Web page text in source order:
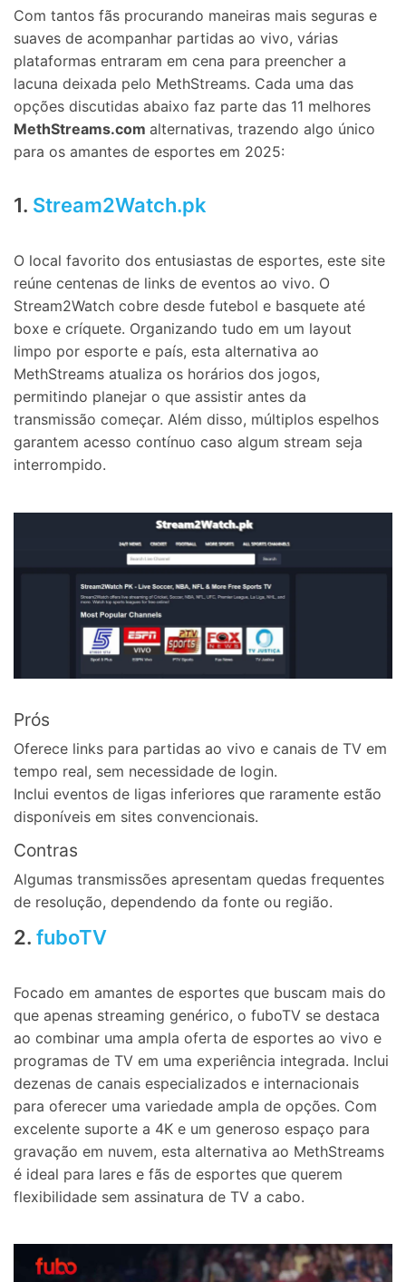
Com tantos fãs procurando maneiras mais seguras e
suaves de acompanhar partidas ao vivo, várias
plataformas entraram em cena para preencher a
lacuna deixada pelo MethStreams. Cada uma das
opções discutidas abaixo faz parte das 11 melhores
MethStreams.com alternativas, trazendo algo único
para os amantes de esportes em 2025:
1. Stream2Watch.pk
O local favorito dos entusiastas de esportes, este site
reúne centenas de links de eventos ao vivo. O
Stream2Watch cobre desde futebol e basquete até
boxe e críquete. Organizando tudo em um layout
limpo por esporte e país, esta alternativa ao
MethStreams atualiza os horários dos jogos,
permitindo planejar o que assistir antes da
transmissão começar. Além disso, múltiplos espelhos
garantem acesso contínuo caso algum stream seja
interrompido.
Prós
Oferece links para partidas ao vivo e canais de TV em
tempo real, sem necessidade de login.
Inclui eventos de ligas inferiores que raramente estão
disponíveis em sites convencionais.
Contras
Algumas transmissões apresentam quedas frequentes
de resolução, dependendo da fonte ou região.
2. fuboTV
Focado em amantes de esportes que buscam mais do
que apenas streaming genérico, o fuboTV se destaca
ao combinar uma ampla oferta de esportes ao vivo e
programas de TV em uma experiência integrada. Inclui
dezenas de canais especializados e internacionais
para oferecer uma variedade ampla de opções. Com
excelente suporte a 4K e um generoso espaço para
gravação em nuvem, esta alternativa ao MethStreams
é ideal para lares e fãs de esportes que querem
flexibilidade sem assinatura de TV a cabo.